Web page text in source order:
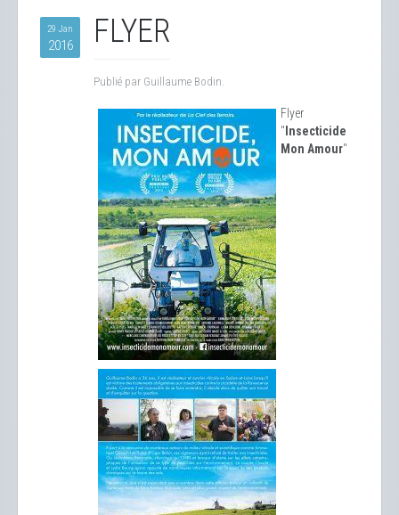
29 Jan
2016 FLYER
Publié par Guillaume Bodin.
Flyer
" Insecticide
Mon Amour"